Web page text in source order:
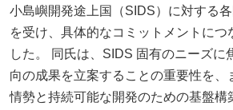
小島嶼開発途上国（SIDS）に対する
を受け、具体的なコミットメントにつ
した。 同氏は、SIDS 固有のニーズに
向の成果を立案することの重要性を、
情勢と持続可能な開発のための基盤構